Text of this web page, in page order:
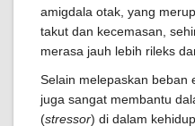
amigdala otak, yang
takut dan kecemasan,
merasa jauh lebih rileks
Selain melepaskan beban
juga sangat membantu
(stressor) di dalam